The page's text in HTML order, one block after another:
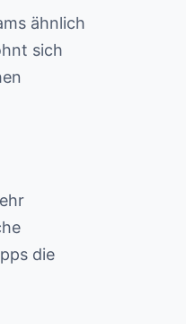
ähnlich
sich
die